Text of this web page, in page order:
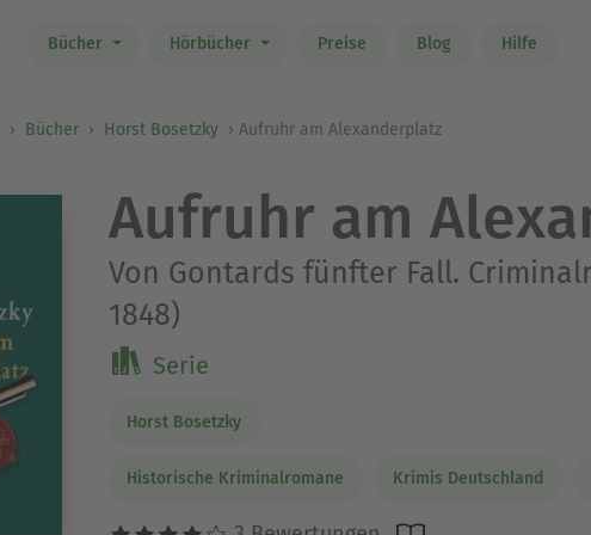
Bücher Hörbücher Preise Blog Hilfe
Bücher Horst Bosetzky Aufruhr am Alexanderplatz
Aufruhr am
Von Gontards fünfter Fall.
1848)
Serie
Horst Bosetzky
Historische Kriminalromane Krimis Deutschland